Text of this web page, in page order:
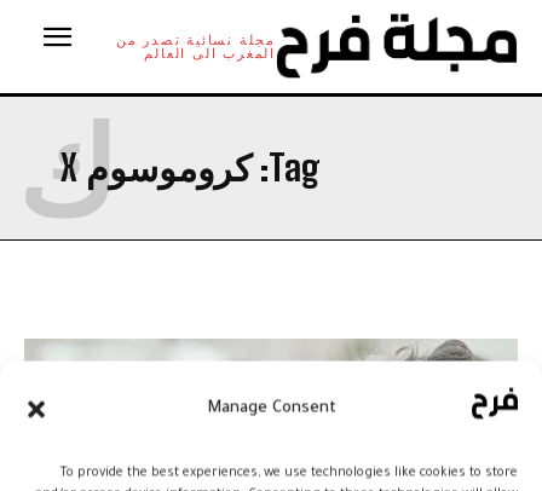
Manage Consent
To provide the best experiences, we use technologies like cookies to store
مجلة نسائية تصدر من
المغرب الى العالم
Tag: كروموسوم Xك